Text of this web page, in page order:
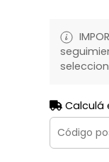
Calculá